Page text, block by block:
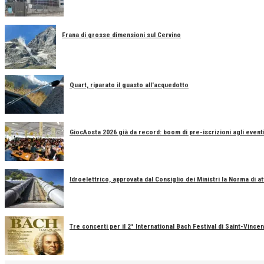
Frana di grosse dimensioni sul Cervino
Quart, riparato il guasto all'acquedotto
GiocAosta 2026 già da record: boom di pre-iscrizioni agli eventi
Idroelettrico, approvata dal Consiglio dei Ministri la Norma di
Tre concerti per il 2° International Bach Festival di Saint-